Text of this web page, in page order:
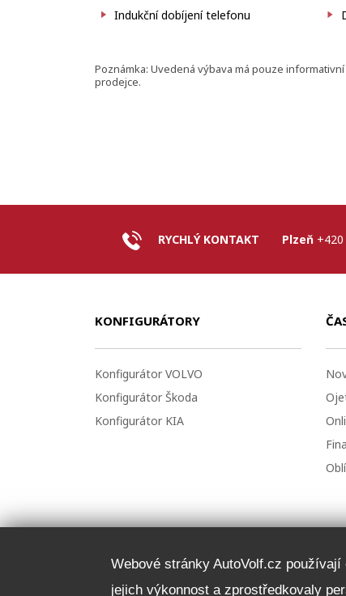
Indukční dobíjení telefonu
Poznámka: Uvedená výbava má pouze
prodejce.
RYCHLÝ KONTAKT Plzeň
KONFIGURÁTORY
Konfigurátor VOLVO
Konfigurátor Škoda
Konfigurátor KIA
Webové stránky AutoVolf.cz
jejich výkonnost a zprostředkovaly